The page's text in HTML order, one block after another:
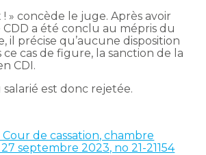
» concède le juge. Après avoir
a été conclu au mépris du
il précise qu’aucune disposition
cas de figure, la sanction de la
CDI.
est donc rejetée.
de cassation, chambre
septembre 2023, no 21-21154